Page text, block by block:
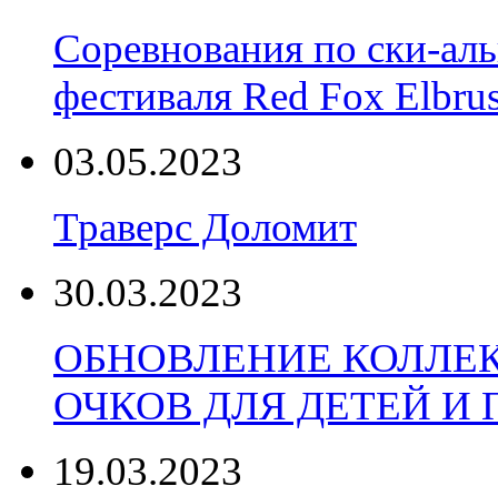
Соревнования по ски-
фестиваля Red Fox
03.05.2023
Траверс Доломит
30.03.2023
ОБНОВЛЕНИЕ
ОЧКОВ ДЛЯ ДЕТЕЙ И
19.03.2023